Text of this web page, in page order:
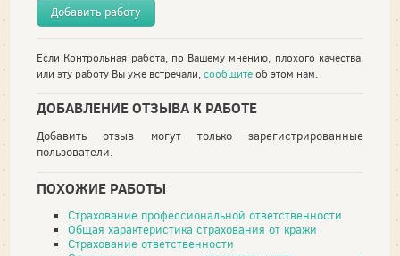
Добавить работу
Если Контрольная работа, по Вашему мнению, плохого качества,
или эту работу Вы уже встречали,сообщитеоб этом нам.
ДОБАВЛЕНИЕ ОТЗЫВА К РАБОТЕ
Добавить отзыв могут только зарегистрированные
пользователи.
ПОХОЖИЕ РАБОТЫ
Страхование профессиональной ответственности
Общая характеристика страхования от кражи
Страхование ответственности